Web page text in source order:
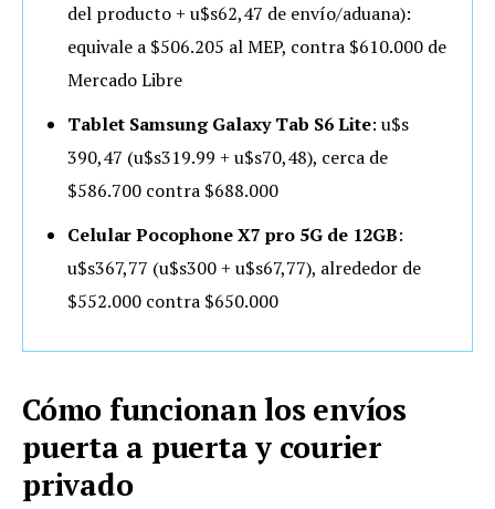
del producto + u$s62,47 de envío/aduana):
equivale a $506.205 al MEP, contra $610.000 de
Mercado Libre
Tablet Samsung Galaxy Tab S6 Lite: u$s
390,47 (u$s319.99 + u$s70,48), cerca de
$586.700 contra $688.000
Celular Pocophone X7 pro 5G de 12GB:
u$s367,77 (u$s300 + u$s67,77), alrededor de
$552.000 contra $650.000
Cómo funcionan los envíos
puerta a puerta y courier
privado